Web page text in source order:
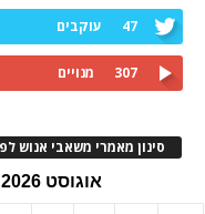
47 עוקבים
307 מנויים
סינון מאמרי משאבי אנוש
אוגוסט 2026